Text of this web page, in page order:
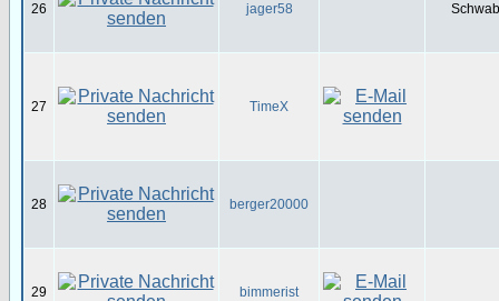
26 jager58
27 TimeX
28 berger20000
29 bimmerist